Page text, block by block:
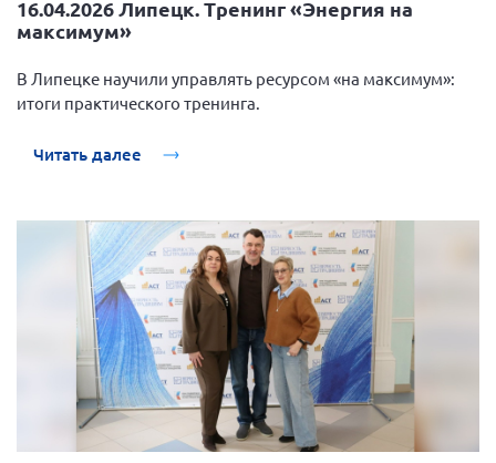
16.04.2026 Липецк. Тренинг «Энергия на
максимум»
В Липецке научили управлять ресурсом «на максимум»:
итоги практического тренинга.
Читать далее